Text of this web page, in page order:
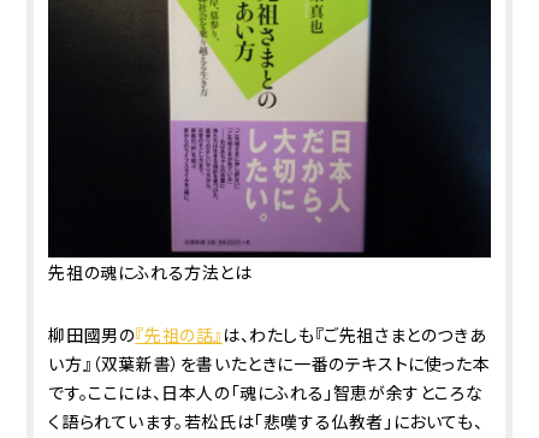
先祖の魂にふれる方法とは
柳田國男の『先祖の話』 は、わたしも『ご先祖さまとのつきあ
い方』（双葉新書）を書いたときに一番のテキストに使った本
です。ここには、日本人の「魂にふれる」智恵が余すところな
く語られています。若松氏は「悲嘆する仏教者」においても、